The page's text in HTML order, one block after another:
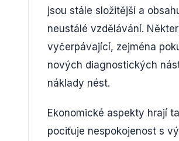
jsou stále složitější a
neustálé vzdělávání.
vyčerpávající, zejména
nových diagnostických
náklady nést.
Ekonomické aspekty hrají
pociťuje nespokojenost s